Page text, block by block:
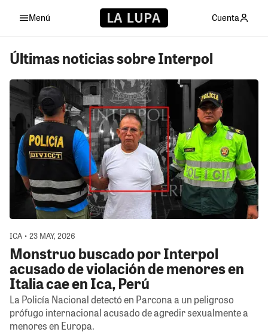
Menú Cuenta
Últimas noticias sobre Interpol
ICA • 23 MAY, 2026
Monstruo buscado por Interpol
acusado de violación de menores en
Italia cae en Ica, Perú
La Policía Nacional detectó en Parcona a un peligroso
prófugo internacional acusado de agredir sexualmente a
menores en Europa.